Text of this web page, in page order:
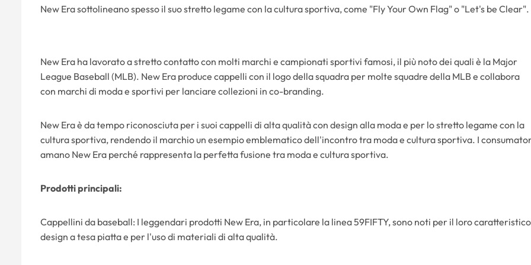
New Era sottolineano spesso il suo stretto legame con la cultura sportiva, come "Fly Your Own Flag" o "Let's be Clear".
New Era ha lavorato a stretto contatto con molti marchi e campionati sportivi famosi, il più noto dei quali è la Major
League Baseball (MLB). New Era produce cappelli con il logo della squadra per molte squadre della MLB e collabora
con marchi di moda e sportivi per lanciare collezioni in co-branding.
New Era è da tempo riconosciuta per i suoi cappelli di alta qualità con design alla moda e per lo stretto legame con la
cultura sportiva, rendendo il marchio un esempio emblematico dell'incontro tra moda e cultura sportiva. I
amano New Era perché rappresenta la perfetta fusione tra moda e cultura sportiva.
Prodotti principali:
Cappellini da baseball: I leggendari prodotti New Era, in particolare la linea 59FIFTY, sono noti per il loro caratteristico
design a tesa piatta e per l'uso di materiali di alta qualità.